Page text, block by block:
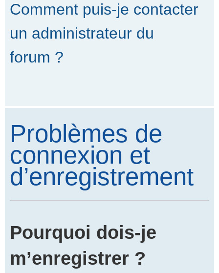
Comment puis-je contacter
un administrateur du
forum ?
Problèmes de
connexion et
d’enregistrement
Pourquoi dois-je
m’enregistrer ?